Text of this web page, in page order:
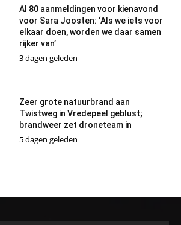
Al 80 aanmeldingen voor kienavond
voor Sara Joosten: ‘Als we iets voor
elkaar doen, worden we daar samen
rijker van’
3 dagen geleden
Zeer grote natuurbrand aan
Twistweg in Vredepeel geblust;
brandweer zet droneteam in
5 dagen geleden